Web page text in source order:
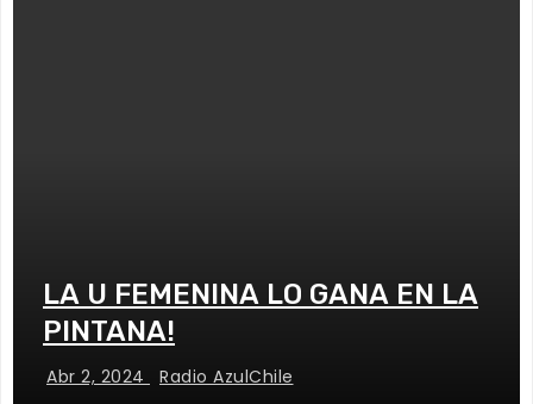
LA U FEMENINA LO GANA EN LA
PINTANA!
Abr 2, 2024 Radio AzulChile